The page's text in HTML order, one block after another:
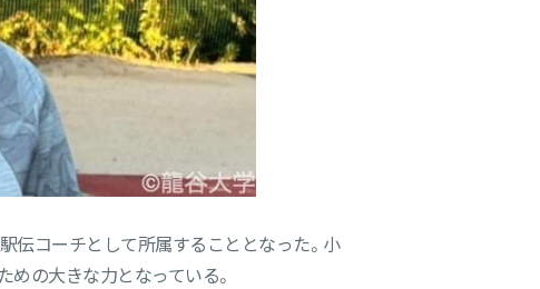
伝コーチとして所属することとなった。小
の大きな力となっている。